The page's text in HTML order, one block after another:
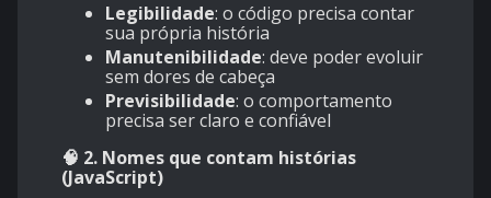
Legibilidade: o código precisa contar
sua própria história
Manutenibilidade: deve poder evoluir
sem dores de cabeça
Previsibilidade: o comportamento
precisa ser claro e confiável
🧠 2. Nomes que contam histórias
(JavaScript)